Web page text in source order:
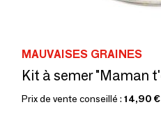
MAUVAISES GRAINES
Prix de vente conseillé : 14,90 €